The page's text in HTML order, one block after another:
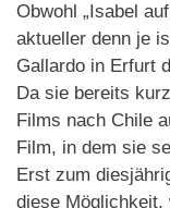
Obwohl „Isabel
aktueller denn je
Gallardo in Erfurt
Da sie bereits
Films nach Chile
Film, in dem sie
Erst zum
diese